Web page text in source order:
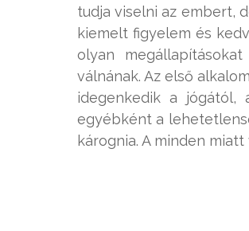
tudja viselni az embert,
kiemelt figyelem és
olyan
válnának. Az első
idegenkedik a
egyébként a
kárognia. A minden